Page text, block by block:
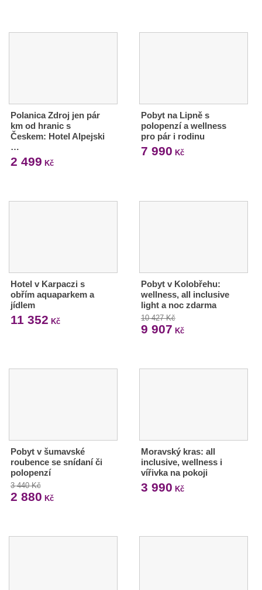
Polanica Zdroj jen pár
km od hranic s
Českem: Hotel Alpejski
…
2 499 Kč
Pobyt na Lipně s
polopenzí a wellness
pro pár i rodinu
7 990 Kč
Hotel v Karpaczi s
obřím aquaparkem a
jídlem
11 352 Kč
Pobyt v Kolobřehu:
wellness, all inclusive
light a noc zdarma
10 427 Kč
9 907 Kč
Pobyt v šumavské
roubence se snídaní či
polopenzí
3 440 Kč
2 880 Kč
Moravský kras: all
inclusive, wellness i
vířivka na pokoji
3 990 Kč